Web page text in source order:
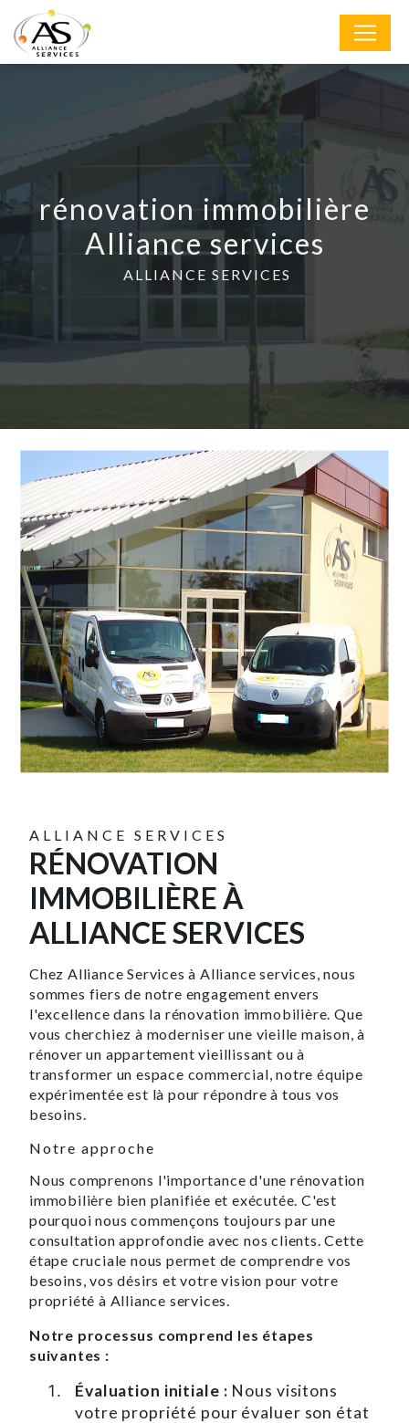
rénovation immobilière
Alliance services
ALLIANCE SERVICES
ALLIANCE SERVICES
RÉNOVATION
IMMOBILIÈRE À
ALLIANCE SERVICES
Chez Alliance Services à Alliance services, nous
sommes fiers de notre engagement envers
l'excellence dans la rénovation immobilière. Que
vous cherchiez à moderniser une vieille maison, à
rénover un appartement vieillissant ou à
transformer un espace commercial, notre équipe
expérimentée est là pour répondre à tous vos
besoins.
Notre approche
Nous comprenons l'importance d'une rénovation
immobilière bien planifiée et exécutée. C'est
pourquoi nous commençons toujours par une
consultation approfondie avec nos clients. Cette
étape cruciale nous permet de comprendre vos
besoins, vos désirs et votre vision pour votre
propriété à Alliance services.
Notre processus comprend les étapes
suivantes :
Évaluation initiale : Nous visitons
votre propriété pour évaluer son état
Panneau de gestion des cookies